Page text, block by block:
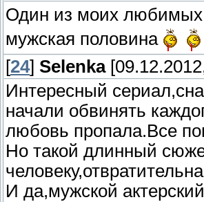
Один из моих любимых
мужская половина
[24] Selenka
Интересный
начали обвинять
любовь пропала.Все
Но такой длинный
И да,мужской